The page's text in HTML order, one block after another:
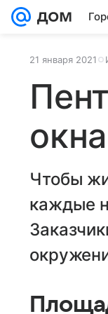
21 января 2021
Чтобы
каждые